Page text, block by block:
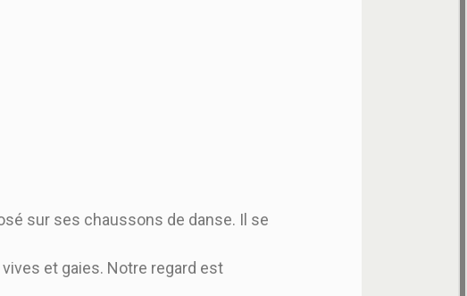
sur ses chaussons de danse. Il se
et gaies. Notre regard est